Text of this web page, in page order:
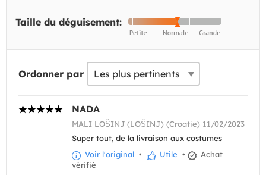
Taille du déguisement:
Ordonner par
NADA
MALI LOŠINJ (LOŠINJ) (Croatie) 11/02/2023
Super tout, de la livraison aux costumes
Voir l'original • Utile •
Achat
vérifié